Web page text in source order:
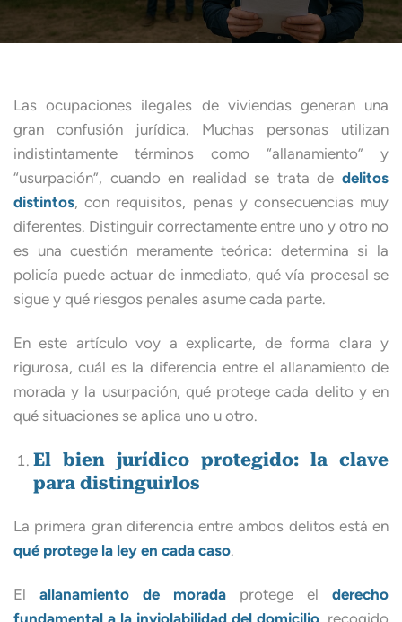
Las ocupaciones ilegales de viviendas generan una
gran confusión jurídica. Muchas personas utilizan
indistintamente términos como “allanamiento” y
“usurpación”, cuando en realidad se trata de delitos
distintos, con requisitos, penas y consecuencias muy
diferentes. Distinguir correctamente entre uno y otro no
es una cuestión meramente teórica: determina si la
policía puede actuar de inmediato, qué vía procesal se
sigue y qué riesgos penales asume cada parte.
En este artículo voy a explicarte, de forma clara y
rigurosa, cuál es la diferencia entre el allanamiento de
morada y la usurpación, qué protege cada delito y en
qué situaciones se aplica uno u otro.
El bien jurídico protegido: la clave
para distinguirlos
La primera gran diferencia entre ambos delitos está en
qué protege la ley en cada caso.
El allanamiento de morada protege el derecho
fundamental a la inviolabilidad del domicilio, recogido